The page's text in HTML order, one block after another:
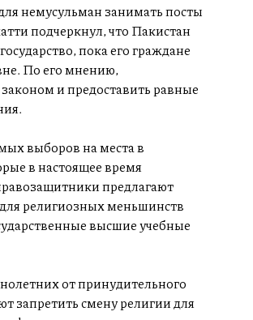
немусульман занимать посты
подчеркнул, что Пакистан
пока его граждане
По его мнению,
и предоставить равные
выборов на места в
в настоящее время
предлагают
религиозных меньшинств
высшие учебные
от принудительного
запретить смену религии для